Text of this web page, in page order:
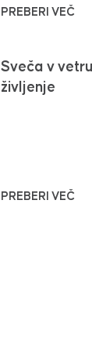
PREBERI VEČ
Sveča v
življenje
PREBERI VEČ